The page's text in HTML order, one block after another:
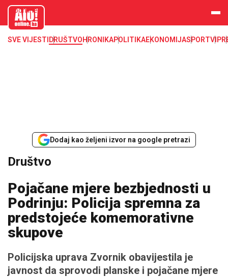
aloonline.b
SVE VIJESTI DRUŠTVOHRONIKAPOLITIKAEKONOMIJASPORTVIP
Dodaj kao željeni izvor na google pretrazi
Društvo
Pojačane mjere bezbjednosti u
Podrinju: Policija spremna za
predstojeće komemorativne
skupove
Policijska uprava Zvornik obavijestila je
javnost da sprovodi planske i pojačane mjere